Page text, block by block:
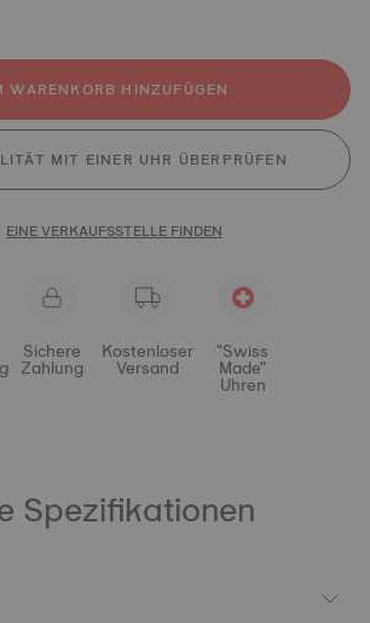
WARENKORB HINZUFÜGEN
MIT EINER UHR ÜBERPRÜFEN
EINE VERKAUFSSTELLE FINDEN
Sichere
Zahlung
Kostenloser
Versand
"Swiss
Made"
Uhren
Spezifikationen